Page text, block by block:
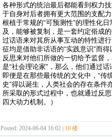
各种形式的统治最后都能看到权力
于自身对后者拥有更大范围的支配
根植于常规的“可预测性”的理性化
及，能够被复制，是一套约定俗成
过话语来对其所从事互动的特性进
征均是借助非话语的“实践意识”而
反思来对他们所做的一切给予监督
是“社会理论家”，那么，他们通过
即便是在那些最传统的文化中，“传
史”得以诞生，人类社会的存在条
所采取的形式过程中，也就通过反
四大动力机制。）
Posted: 2024-06-04 16:02 | 10 楼